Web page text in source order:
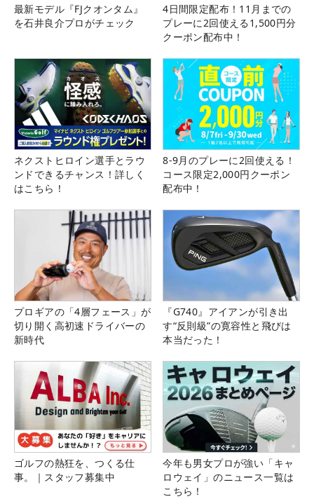
最新モデル『FJクオンタム』
を石井良介プロがチェック
4日間限定配布！11月までの
プレーに2回使える1,500円分
クーポン配布中！
ネクストヒロイン選手とラウ
ンドできるチャンス！詳しく
はこちら！
8-9月のプレーに2回使える！
コース限定2,000円クーポン
配布中！
プロギアの「4層フェース」が
切り開く高初速ドライバーの
新時代
『G740』アイアンが引き出
す“反則級”の寛容性と飛びは
本当だった！
ゴルフの熱狂を、つくる仕
事。｜スタッフ募集中
今年も男女プロが強い「キャ
ロウェイ」のニュース一覧は
こちら！